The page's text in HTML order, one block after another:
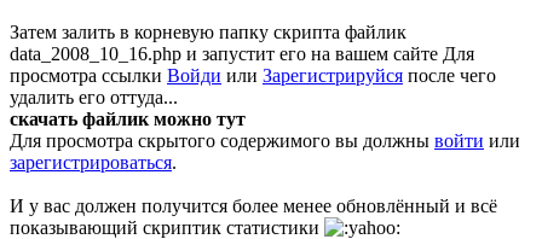
Затем залить в корневую папку скрипта файлик
data_2008_10_16.php и запустит его на вашем сайте Для
просмотра ссылки Войди или Зарегистрируйся после чего
удалить его оттуда...
скачать файлик можно тут
Для просмотра скрытого содержимого вы должны войти или
зарегистрироваться.
И у вас должен получится более менее обновлённый и всё
показывающий скриптик статистики